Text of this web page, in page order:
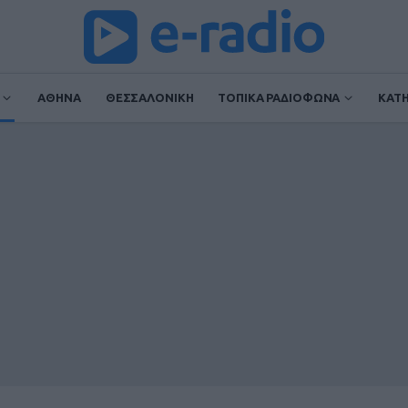
ΑΘΗΝΑ ΘΕΣΣΑΛΟΝΙΚΗ ΤΟΠΙΚΑ ΡΑΔΙΟΦΩΝΑ